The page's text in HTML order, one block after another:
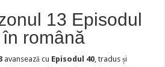
13 Episodul
română
avansează cu Episodul 40, tradus și